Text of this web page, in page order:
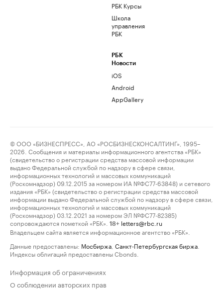
РБК Курсы
Школа
управления
РБК
РБК
Новости
iOS
Android
AppGallery
© ООО «БИЗНЕСПРЕСС», АО «РОСБИЗНЕСКОНСАЛТИНГ», 1995–
2026. Сообщения и материалы информационного агентства «РБК»
(свидетельство о регистрации средства массовой информации
выдано Федеральной службой по надзору в сфере связи,
информационных технологий и массовых коммуникаций
(Роскомнадзор) 09.12.2015 за номером ИА №ФС77-63848) и сетевого
издания «РБК» (свидетельство о регистрации средства массовой
информации выдано Федеральной службой по надзору в сфере связи,
информационных технологий и массовых коммуникаций
(Роскомнадзор) 03.12.2021 за номером ЭЛ №ФС77-82385)
сопровождаются пометкой «РБК».
18+ letters@rbc.ru
Владельцем сайта является информационное агентство «РБК».
Данные предоставлены: Мосбиржа Санкт-Петербургская биржа
Индексы облигаций предоставлены Cbonds.
Информация об ограничениях
О соблюдении авторских прав